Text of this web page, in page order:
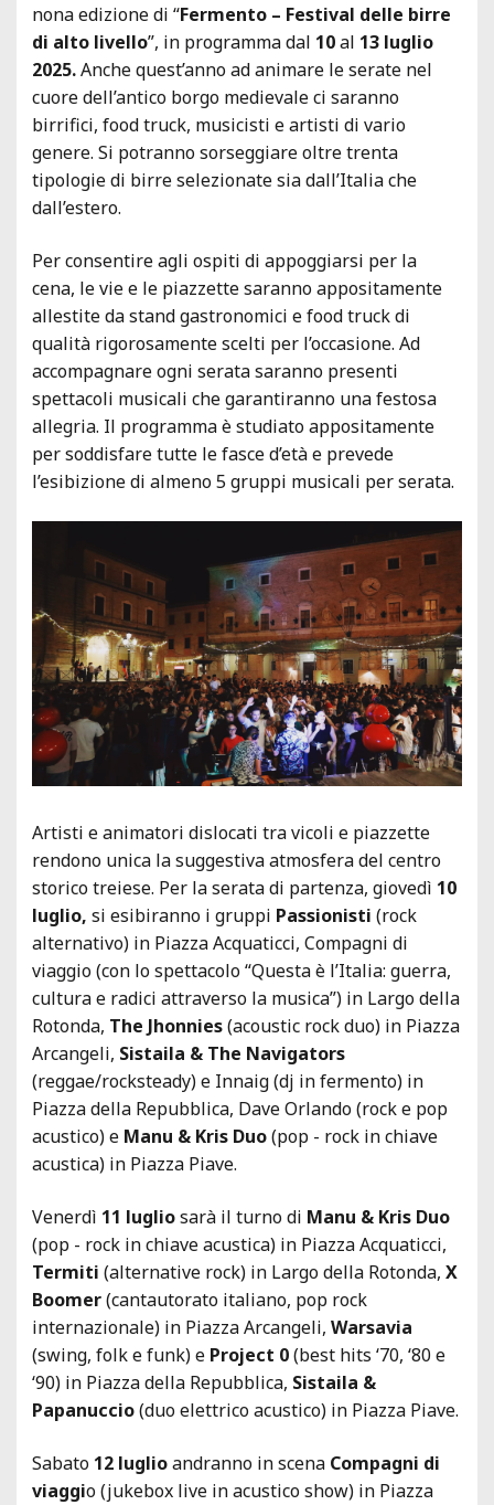
nona edizione di “Fermento – Festival delle birre
di alto livello”, in programma dal 10al 13 luglio
2025.Anche quest’anno ad animare le serate nel
cuore dell’antico borgo medievale ci saranno
birrifici, food truck, musicisti e artisti di vario
genere. Si potranno sorseggiare oltre trenta
tipologie di birre selezionate sia dall’Italia che
dall’estero.
Per consentire agli ospiti di appoggiarsi per la
cena, le vie e le piazzette saranno appositamente
allestite da stand gastronomici e food truck di
qualità rigorosamente scelti per l’occasione. Ad
accompagnare ogni serata saranno presenti
spettacoli musicali che garantiranno una festosa
allegria. Il programma è studiato appositamente
per soddisfare tutte le fasce d’età e prevede
l’esibizione di almeno 5 gruppi musicali per serata.
Artisti e animatori dislocati tra vicoli e piazzette
rendono unica la suggestiva atmosfera del centro
storico treiese. Per la serata di partenza, giovedì 10
luglio, si esibiranno i gruppi Passionisti (rock
alternativo) in Piazza Acquaticci, Compagni di
viaggio (con lo spettacolo “Questa è l’Italia: guerra,
cultura e radici attraverso la musica”) in Largo della
Rotonda, The Jhonnies(acoustic rock duo) in Piazza
Arcangeli, Sistaila & The Navigators
(reggae/rocksteady) e Innaig (dj in fermento) in
Piazza della Repubblica, Dave Orlando (rock e pop
acustico) e Manu & Kris Duo(pop - rock in chiave
acustica) in Piazza Piave.
Venerdì 11 lugliosarà il turno di Manu & Kris Duo
(pop - rock in chiave acustica) in Piazza Acquaticci,
Termiti (alternative rock) in Largo della Rotonda, X
Boomer(cantautorato italiano, pop rock
internazionale) in Piazza Arcangeli, Warsavia
(swing, folk e funk) e Project 0(best hits ‘70, ‘80 e
‘90) in Piazza della Repubblica, Sistaila &
Papanuccio(duo elettrico acustico) in Piazza Piave.
Sabato 12 luglioandranno in scena Compagni di
viaggio (jukebox live in acustico show) in Piazza